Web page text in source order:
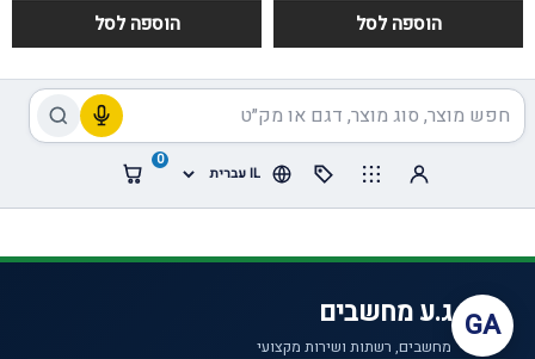
הוספה לסל הוספה לסל
0
GA ג.ע מחשבים
מחשבים, רשתות ושירות מקצועי